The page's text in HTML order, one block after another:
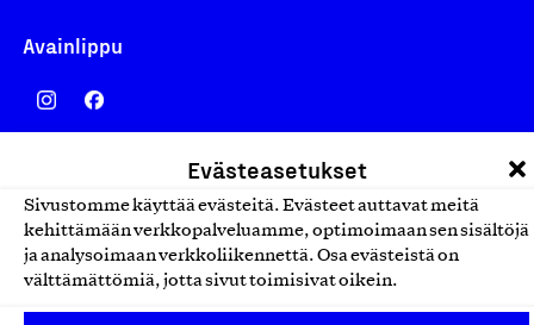
Evästeasetukset
Sivustomme käyttää evästeitä. Evästeet auttavat meitä
kehittämään verkkopalveluamme, optimoimaan sen sisältöjä
ja analysoimaan verkkoliikennettä. Osa evästeistä on
välttämättömiä, jotta sivut toimisivat oikein.
Avainlippu
Design From Finland
Yhteiskunnallinen Yritys -merkki